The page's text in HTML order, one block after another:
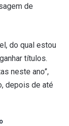
de
do qual estou
títulos.
neste ano”,
depois de até